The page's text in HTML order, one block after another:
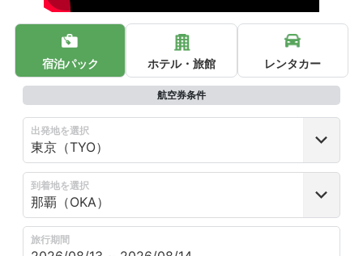
宿泊パック ホテル・旅館 レンタカー
航空券条件
出発地を選択
到着地を選択
旅行期間